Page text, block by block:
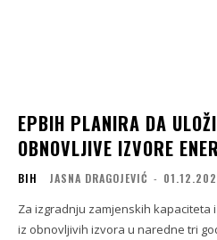
EPBIH PLANIRA DA
OBNOVLJIVE IZVORE
BIH JASNA DRAGOJEVIĆ -
Za izgradnju zamjenskih
iz obnovljivih izvora u naredne tri